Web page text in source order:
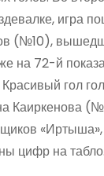
игра
(№10),
на 72-й
Красивый гол
Каиркенова
цифр на табло.